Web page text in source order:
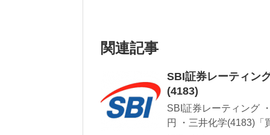
関連記事
SBI証券レーティン
(4183)
SBI証券レーティング
円 ・三井化学(4183)「